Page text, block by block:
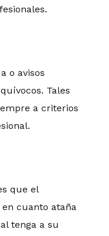
o avisos
Tales
a criterios
que el
cuanto ataña
tenga a su